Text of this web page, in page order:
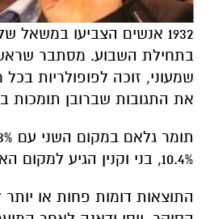
1932 אנשים הצביעו
בתחילת השבוע. מסתבר
שמעוני, זוכה לפופולריות
את התגובות שברובן תומכות
10.4%, בני וקנין הגיע למקום האחרון עם 7.6%.
התוצאות דומות פחות או